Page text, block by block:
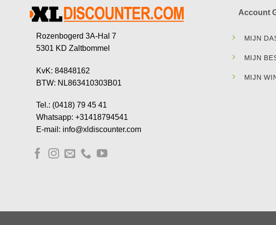
Rozenbogerd 3A-Hal 7
5301 KD Zaltbommel
KvK: 84848162
BTW: NL863410303B01
Tel.: (0418) 79 45 41
Whatsapp: +31418794541
E-mail: info@xldiscounter.com
Account
MIJN
MIJN
MIJN